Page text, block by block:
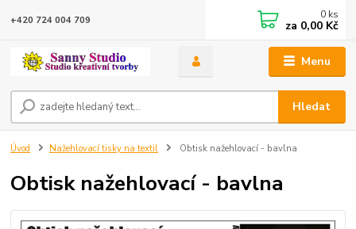
Menu
Hledat
+420 724 004 709 0 ks
za 0,00 Kč
Úvod Nažehlovací tisky na textil Obtisk nažehlovací - bavlna
Obtisk nažehlovací - bavlna